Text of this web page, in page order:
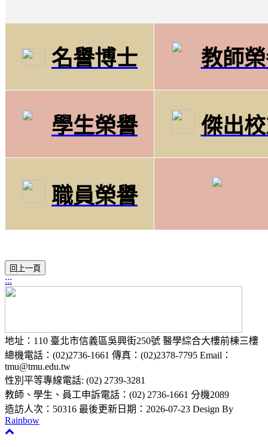
名譽博士 教師
學生榮譽 傑出
職員榮譽
:::
地址：110 臺北市信義區吳興街250號 醫學綜合大樓前棟三樓
總機電話：(02)2736-1661 傳真：(02)2378-7795 Email：
tmu@tmu.edu.tw
性別平等專線電話: (02) 2739-3281
教師、學生、員工申訴電話：(02) 2736-1661 分機2089
造訪人次：50316 最後更新日期：2026-07-23 Design By
Rainbow